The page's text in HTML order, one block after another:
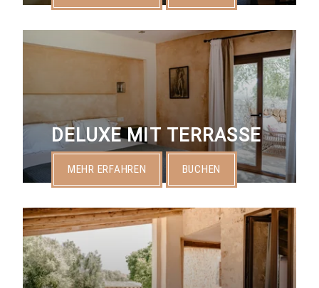
DELUXE MIT TERRASSE
MEHR ERFAHREN BUCHEN